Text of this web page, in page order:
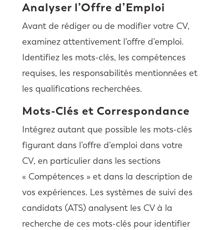
Analyser l’Offre d’Emploi
Avant de rédiger ou de modifier votre CV,
examinez attentivement l’offre d’emploi.
Identifiez les mots-clés, les compétences
requises, les responsabilités mentionnées et
les qualifications recherchées.
Mots-Clés et Correspondance
Intégrez autant que possible les mots-clés
figurant dans l’offre d’emploi dans votre
CV, en particulier dans les sections
« Compétences » et dans la description de
vos expériences. Les systèmes de suivi des
candidats (ATS) analysent les CV à la
recherche de ces mots-clés pour identifier